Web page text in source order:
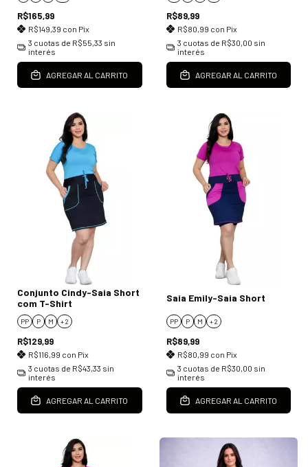
R$165,99
R$149,39 con Pix
3 cuotas de R$55,33 sin
interés
AGREGAR AL CARRITO
R$89,99
R$80,99 con Pix
3 cuotas de R$30,00 sin
interés
AGREGAR AL CARRITO
Conjunto Cindy-Saia Short
com T-Shirt
PP P M + 2
R$129,99
R$116,99 con Pix
3 cuotas de R$43,33 sin
interés
AGREGAR AL CARRITO
Saia Emily-Saia Short
PP P M + 2
R$89,99
R$80,99 con Pix
3 cuotas de R$30,00 sin
interés
AGREGAR AL CARRITO